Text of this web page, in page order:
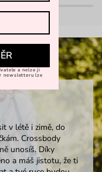
v létě i zimě, do
Crossbody
unosíš. Díky
a máš jistotu, že ti
a nelze ji
newsletteru lze